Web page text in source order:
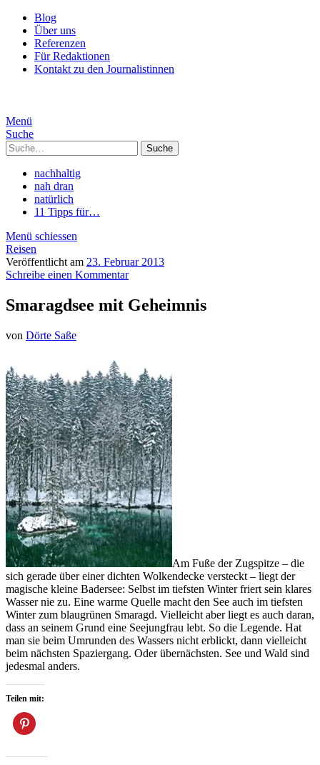
Blog
Über uns
Referenzen
Für Redaktionen
Kontakt zu den Journalistinnen
Menü
Suche
Suche
nachhaltig
nah dran
natürlich
11 Tipps für…
Menü schiessen
Reisen
Veröffentlicht am 23. Februar 2013
Schreibe einen Kommentar
Smaragdsee mit Geheimnis
von Dörte Saße
Am Fuße der Zugspitze – die
sich gerade über einer dichten Wolkendecke versteckt – liegt der
magische kleine Badersee: Selbst im tiefsten Winter friert sein klares
Wasser nie zu. Eine warme Quelle macht den See auch im tiefsten
Winter zum blaugrünen Smaragd. Vielleicht aber liegt es auch daran,
dass an seinem Grund eine Seejungfrau lebt. So die Legende. Hat
man sie beim Umrunden des Wassers nicht erblickt, dann vielleicht
beim nächsten Spaziergang. Oder übernächsten. See und Wald sind
jedesmal anders.
Teilen mit: